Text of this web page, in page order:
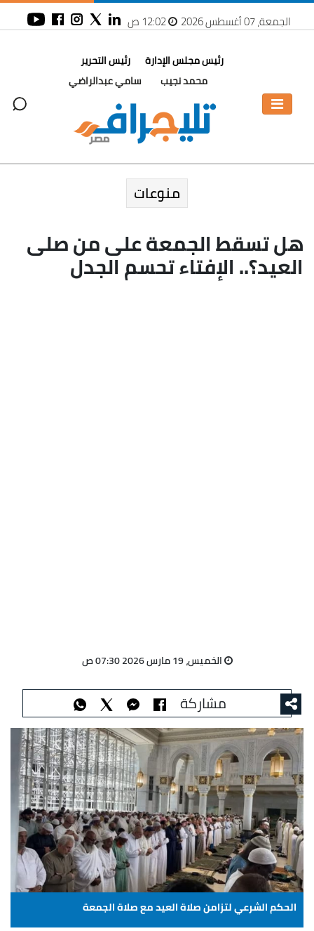
الجمعة، 07 أغسطس 2026 12:02 ص
رئيس مجلس الإدارة
محمد نجيب
رئيس التحرير
سامي عبدالراضي
منوعات
هل تسقط الجمعة على من صلى
العيد؟.. الإفتاء تحسم الجدل
الخميس، 19 مارس 2026 07:30 ص
مشاركة
الحكم الشرعي لتزامن صلاة العيد مع صلاة الجمعة